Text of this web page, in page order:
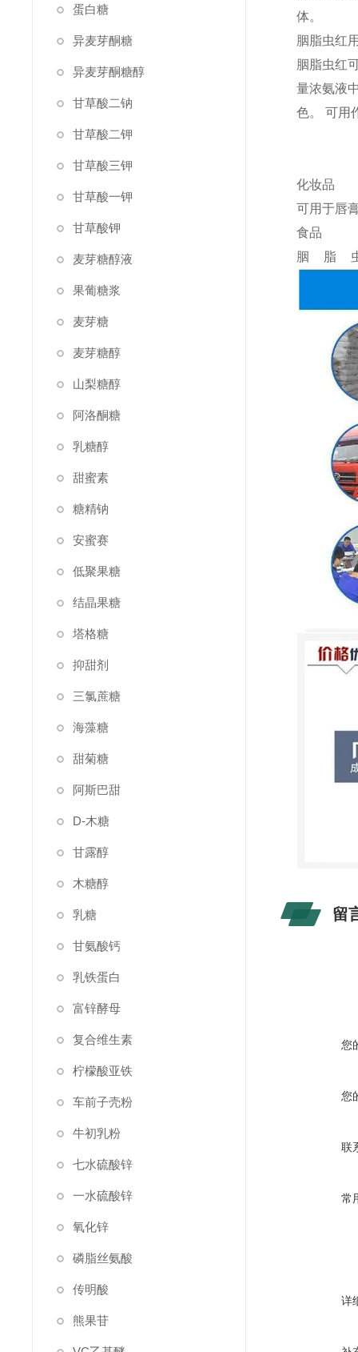
蛋白糖
异麦芽酮糖
异麦芽酮糖醇
甘草酸二钠
甘草酸二钾
甘草酸三钾
甘草酸一钾
甘草酸钾
麦芽糖醇液
果葡糖浆
麦芽糖
麦芽糖醇
山梨糖醇
阿洛酮糖
乳糖醇
甜蜜素
糖精钠
安蜜赛
低聚果糖
结晶果糖
塔格糖
抑甜剂
三氯蔗糖
海藻糖
甜菊糖
阿斯巴甜
D-木糖
甘露醇
木糖醇
乳糖
甘氨酸钙
乳铁蛋白
富锌酵母
复合维生素
柠檬酸亚铁
车前子壳粉
牛初乳粉
七水硫酸锌
一水硫酸锌
氧化锌
磷脂丝氨酸
传明酸
熊果苷
体。
胭脂虫红
胭脂虫红
量浓氨液
色。 可用
化妆品
可用于唇
食品
胭脂
留
您
您
联
常
详